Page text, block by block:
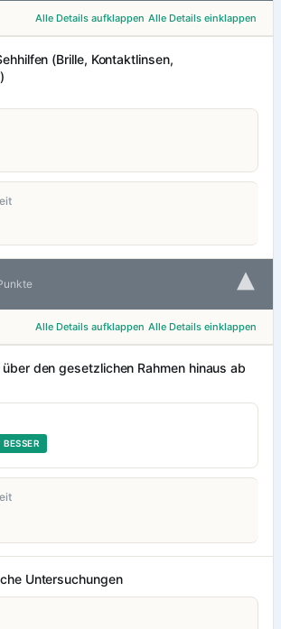
Alle Details aufklappen Alle Details einklappen
(Brille, Kontaktlinsen,
▾
Alle Details aufklappen Alle Details einklappen
den gesetzlichen Rahmen hinaus ab
Untersuchungen